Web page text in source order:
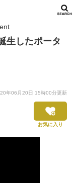
生したポータ
年06月20日 15時00分更新
お気に入り